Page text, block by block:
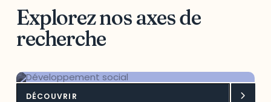
Explorez nos axes de
recherche
DÉCOUVRIR